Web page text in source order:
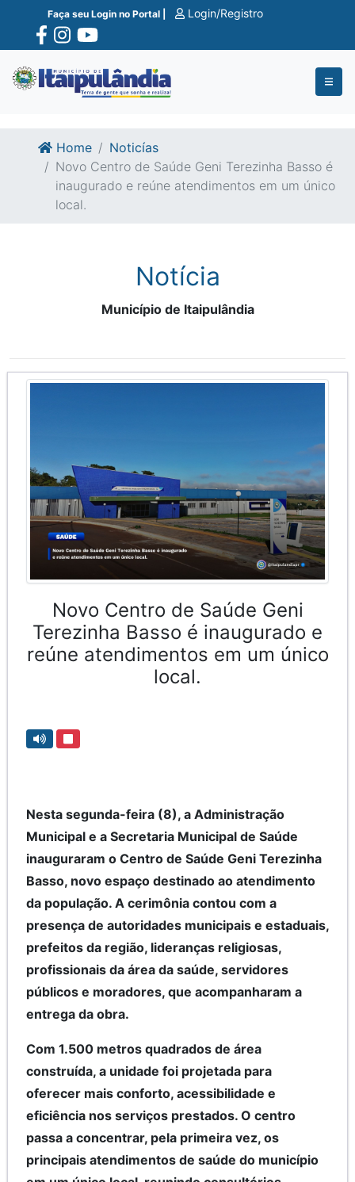
Ir para o conte�do
Ir para o fim do conte�do
Faça seu Login no Portal | Login/Registro
Home
Noticías
Novo Centro de Saúde Geni Terezinha Basso é
inaugurado e reúne atendimentos em um único
local.
Notícia
Município de Itaipulândia
Novo Centro de Saúde Geni
Terezinha Basso é inaugurado e
reúne atendimentos em um único
local.
Nesta segunda-feira (8), a Administração
Municipal e a Secretaria Municipal de Saúde
inauguraram o Centro de Saúde Geni Terezinha
Basso, novo espaço destinado ao atendimento
da população. A cerimônia contou com a
presença de autoridades municipais e estaduais,
prefeitos da região, lideranças religiosas,
profissionais da área da saúde, servidores
públicos e moradores, que acompanharam a
entrega da obra.
Com 1.500 metros quadrados de área
construída, a unidade foi projetada para
oferecer mais conforto, acessibilidade e
eficiência nos serviços prestados. O centro
passa a concentrar, pela primeira vez, os
principais atendimentos de saúde do município